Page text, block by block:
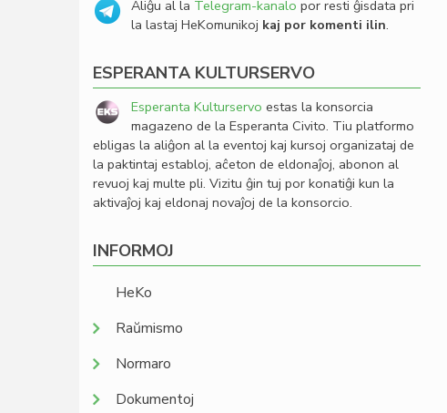
Aliĝu al la Telegram-kanalo por resti ĝisdata pri
la lastaj HeKomunikoj kaj por komenti ilin.
ESPERANTA KULTURSERVO
Esperanta Kulturservo estas la konsorcia
magazeno de la Esperanta Civito. Tiu platformo
ebligas la aliĝon al la eventoj kaj kursoj organizataj de
la paktintaj establoj, aĉeton de eldonaĵoj, abonon al
revuoj kaj multe pli. Vizitu ĝin tuj por konatiĝi kun la
aktivaĵoj kaj eldonaj novaĵoj de la konsorcio.
INFORMOJ
HeKo
Raŭmismo
Normaro
Dokumentoj